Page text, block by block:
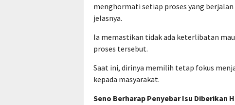
menghormati setiap proses yang
jelasnya.
Ia memastikan tidak ada keterlibatan
proses tersebut.
Saat ini, dirinya memilih tetap fokus
kepada masyarakat.
Seno Berharap Penyebar Isu Diberikan